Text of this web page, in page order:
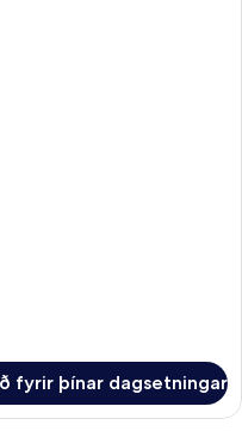
fyrir þínar dagsetningar